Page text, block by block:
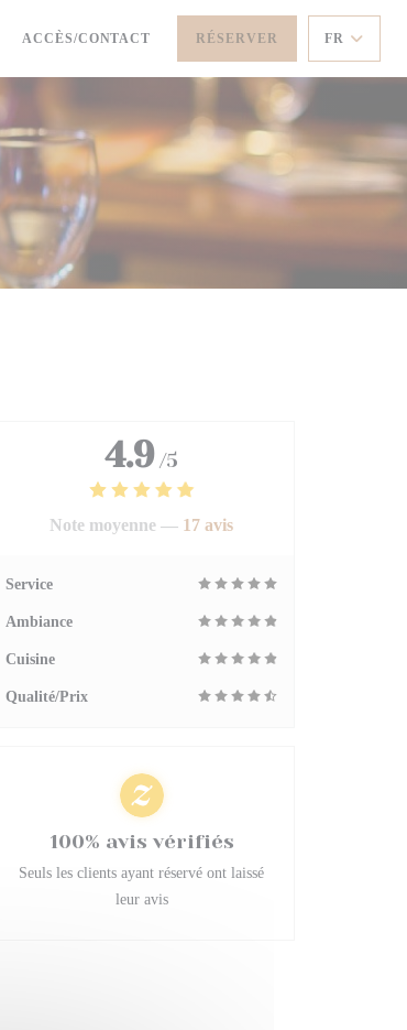
((OUVRE UNE NOUVELLE FENÊTRE))
ACCÈS/CONTACT RÉSERVER FR
4.9 /5
Note moyenne — 17 avis
Service
Ambiance
Cuisine
Qualité/Prix
100% avis vérifiés
Seuls les clients ayant réservé ont laissé
leur avis